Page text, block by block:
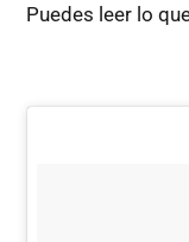
Puedes leer lo